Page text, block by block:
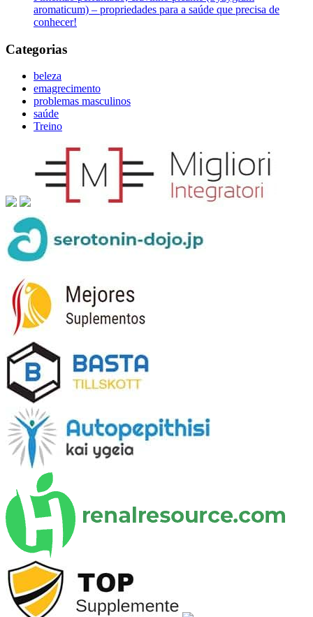
aromaticum) – propriedades para a saúde que precisa de
conhecer!
Categorias
beleza
emagrecimento
problemas masculinos
saúde
Treino